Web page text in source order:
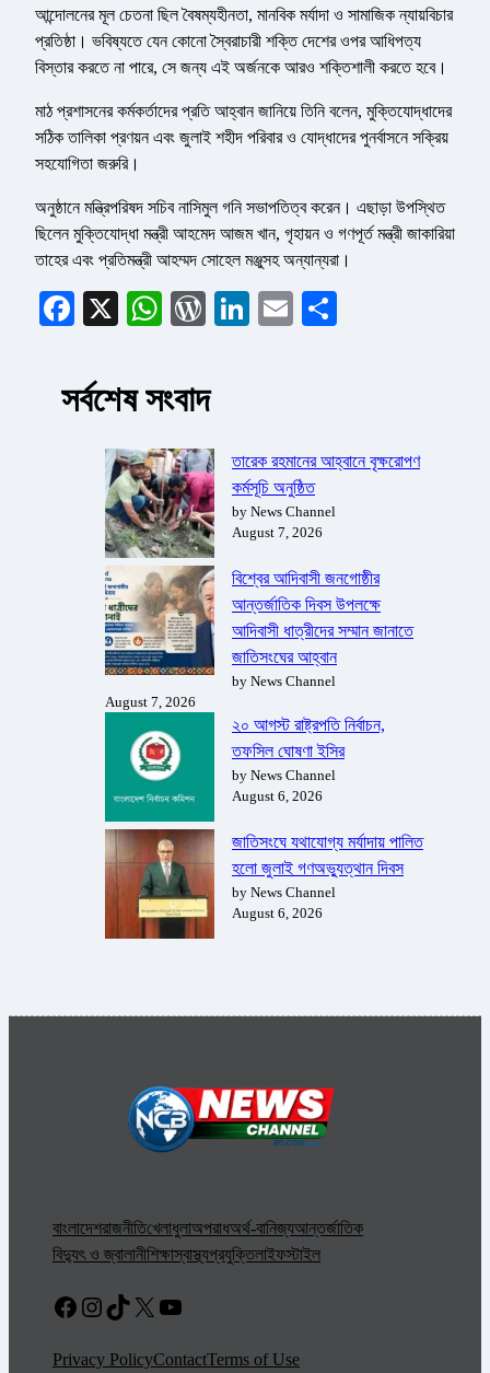
আন্দোলনের মূল চেতনা ছিল বৈষম্যহীনতা, মানবিক মর্যাদা ও সামাজিক ন্যায়বিচার
প্রতিষ্ঠা। ভবিষ্যতে যেন কোনো স্বৈরাচারী শক্তি দেশের ওপর আধিপত্য
বিস্তার করতে না পারে, সে জন্য এই অর্জনকে আরও শক্তিশালী করতে হবে।
মাঠ প্রশাসনের কর্মকর্তাদের প্রতি আহ্বান জানিয়ে তিনি বলেন, মুক্তিযোদ্ধাদের
সঠিক তালিকা প্রণয়ন এবং জুলাই শহীদ পরিবার ও যোদ্ধাদের পুনর্বাসনে সক্রিয়
সহযোগিতা জরুরি।
অনুষ্ঠানে মন্ত্রিপরিষদ সচিব নাসিমুল গনি সভাপতিত্ব করেন। এছাড়া উপস্থিত
ছিলেন মুক্তিযোদ্ধা মন্ত্রী আহমেদ আজম খান, গৃহায়ন ও গণপূর্ত মন্ত্রী জাকারিয়া
তাহের এবং প্রতিমন্ত্রী আহম্মদ সোহেল মঞ্জুসহ অন্যান্যরা।
Facebook
X WhatsApp
WordPress
LinkedIn
Email
সর্বশেষ সংবাদ
তারেক রহমানের আহ্বানে বৃক্ষরোপণ
কর্মসূচি অনুষ্ঠিত
by News Channel
August 7, 2026
বিশ্বের আদিবাসী জনগোষ্ঠীর
আন্তর্জাতিক দিবস উপলক্ষে
আদিবাসী ধাত্রীদের সম্মান জানাতে
জাতিসংঘের আহ্বান
by News Channel
August 7, 2026
২০ আগস্ট রাষ্ট্রপতি নির্বাচন,
তফসিল ঘোষণা ইসির
by News Channel
August 6, 2026
জাতিসংঘে যথাযোগ্য মর্যাদায় পালিত
হলো জুলাই গণঅভ্যুত্থান দিবস
by News Channel
August 6, 2026
বাংলাদেশরাজনীতিখেলাধুলাঅপরাধঅর্থ-বানিজ্যআন্তর্জাতিক
বিদ্যুৎ ও জ্বালানীশিক্ষাস্বাস্থ্যপ্রযুক্তিলাইফস্টাইল
Facebook
Instagram
TikTok
X YouTube
Privacy PolicyContactTerms of Use